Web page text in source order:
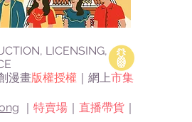
LICENSING,
漫畫版權授權 ｜網上市集
特賣場 直播帶貨